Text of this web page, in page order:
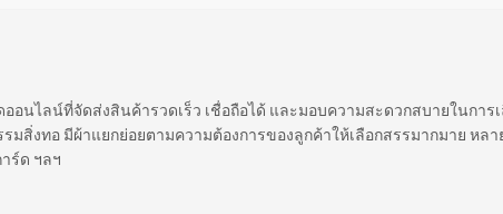
อนไลน์ที่จัดส่งสินค้ารวดเร็ว เชื่อถือได้ และมอบความสะดวกสบายในกา
มสิ่งทอ มีผ้าแยกย่อยตามความต้องการของลูกค้าให้เลือกสรรมากมาย หล
ร์ด ฯลฯ